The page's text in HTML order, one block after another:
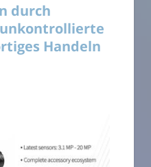
durch
Handeln